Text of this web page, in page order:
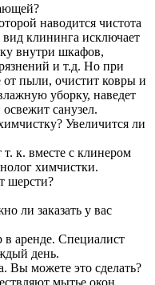
наводится чистота
клининга исключает
внутри шкафов,
и т.д. Но при
пыли, очистит ковры и
уборку, наведет
санузел.
Увеличится ли
к. вместе с клинером
химчистки.
шерсти?
ли заказать у вас
аренде. Специалист
день.
можете это сделать?
мытье окон.